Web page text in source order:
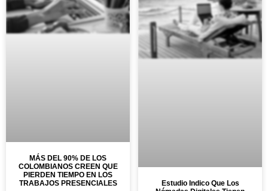
MÁS DEL 90% DE LOS
COLOMBIANOS CREEN QUE
PIERDEN TIEMPO EN LOS
TRABAJOS PRESENCIALES
Estudio Indico Que Los